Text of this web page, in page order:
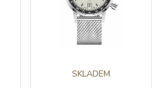
SKLADEM